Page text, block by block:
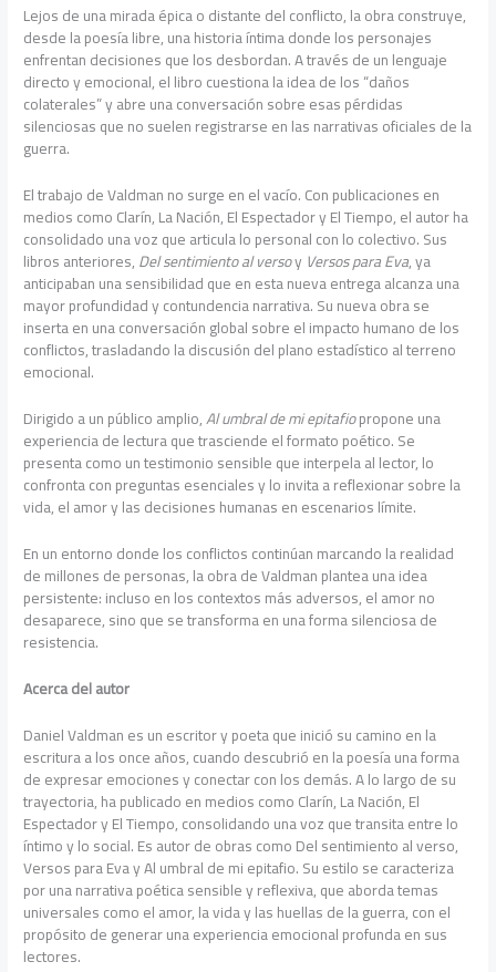
Lejos de una mirada épica o distante del conflicto, la obra construye,
desde la poesía libre, una historia íntima donde los personajes
enfrentan decisiones que los desbordan. A través de un lenguaje
directo y emocional, el libro cuestiona la idea de los “daños
colaterales” y abre una conversación sobre esas pérdidas
silenciosas que no suelen registrarse en las narrativas oficiales de la
guerra.
El trabajo de Valdman no surge en el vacío. Con publicaciones en
medios como Clarín, La Nación, El Espectador y El Tiempo, el autor ha
consolidado una voz que articula lo personal con lo colectivo. Sus
libros anteriores,Del sentimiento al versoy Versos para Eva, ya
anticipaban una sensibilidad que en esta nueva entrega alcanza una
mayor profundidad y contundencia narrativa. Su nueva obra se
inserta en una conversación global sobre el impacto humano de los
conflictos, trasladando la discusión del plano estadístico al terreno
emocional.
Dirigido a un público amplio,Al umbral de mi epitafiopropone una
experiencia de lectura que trasciende el formato poético. Se
presenta como un testimonio sensible que interpela al lector, lo
confronta con preguntas esenciales y lo invita a reflexionar sobre la
vida, el amor y las decisiones humanas en escenarios límite.
En un entorno donde los conflictos continúan marcando la realidad
de millones de personas, la obra de Valdman plantea una idea
persistente: incluso en los contextos más adversos, el amor no
desaparece, sino que se transforma en una forma silenciosa de
resistencia.
Acerca del autor
Daniel Valdman es un escritor y poeta que inició su camino en la
escritura a los once años, cuando descubrió en la poesía una forma
de expresar emociones y conectar con los demás. A lo largo de su
trayectoria, ha publicado en medios como Clarín, La Nación, El
Espectador y El Tiempo, consolidando una voz que transita entre lo
íntimo y lo social. Es autor de obras como Del sentimiento al verso,
Versos para Eva y Al umbral de mi epitafio. Su estilo se caracteriza
por una narrativa poética sensible y reflexiva, que aborda temas
universales como el amor, la vida y las huellas de la guerra, con el
propósito de generar una experiencia emocional profunda en sus
lectores.